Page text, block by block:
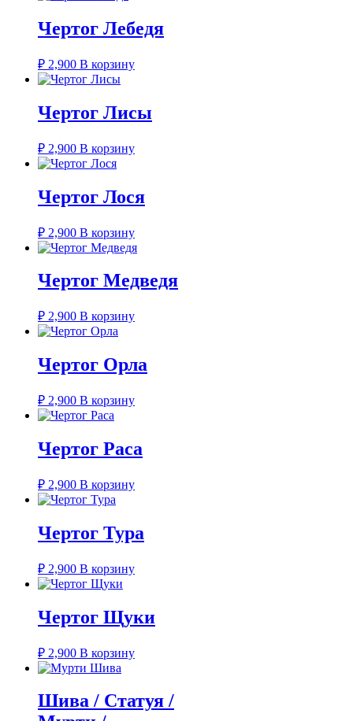
Чертог Лебедя
₽ 2,900 В корзину
Чертог Лисы
₽ 2,900 В корзину
Чертог Лося
₽ 2,900 В корзину
Чертог Медведя
₽ 2,900 В корзину
Чертог Орла
₽ 2,900 В корзину
Чертог Раса
₽ 2,900 В корзину
Чертог Тура
₽ 2,900 В корзину
Чертог Щуки
₽ 2,900 В корзину
Шива / Статуя /